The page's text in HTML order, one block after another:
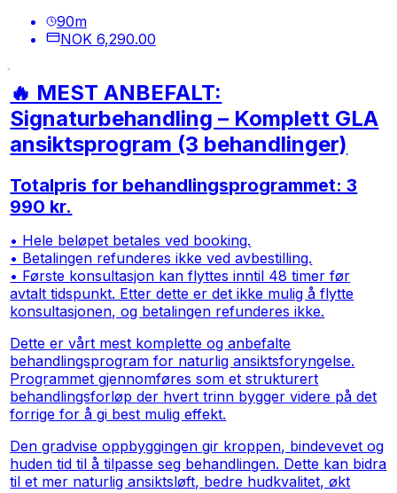
90m
NOK 6,290.00
🔥 MEST ANBEFALT:
Signaturbehandling – Komplett GLA
ansiktsprogram (3 behandlinger)
Totalpris for behandlingsprogrammet: 3
990 kr.
• Hele beløpet betales ved booking.
• Betalingen refunderes ikke ved avbestilling.
• Første konsultasjon kan flyttes inntil 48 timer før
avtalt tidspunkt. Etter dette er det ikke mulig å flytte
konsultasjonen, og betalingen refunderes ikke.
Dette er vårt mest komplette og anbefalte
behandlingsprogram for naturlig ansiktsforyngelse.
Programmet gjennomføres som et strukturert
behandlingsforløp der hvert trinn bygger videre på det
forrige for å gi best mulig effekt.
Den gradvise oppbyggingen gir kroppen, bindevevet og
huden tid til å tilpasse seg behandlingen. Dette kan bidra
til et mer naturlig ansiktsløft, bedre hudkvalitet, økt